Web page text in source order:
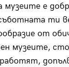
е
ти
от
музеите,